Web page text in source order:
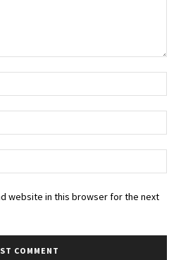
website in this browser for the next